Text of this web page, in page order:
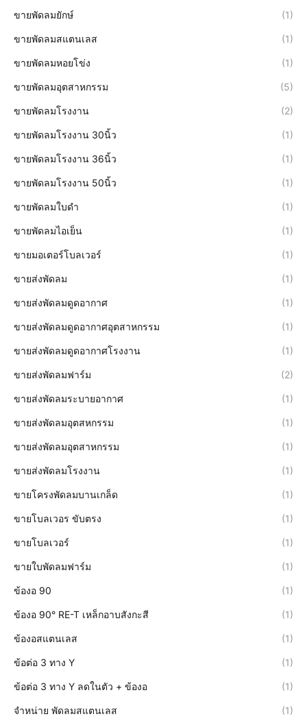
ขายพัดลมยักษ์ (1)
ขายพัดลมสแตนเลส (1)
ขายพัดลมหอยโข่ง (1)
ขายพัดลมอุตสาหกรรม (5)
ขายพัดลมโรงงาน (2)
ขายพัดลมโรงงาน 30นิ้ว (1)
ขายพัดลมโรงงาน 36นิ้ว (1)
ขายพัดลมโรงงาน 50นิ้ว (1)
ขายพัดลมใบดำ (1)
ขายพัดลมไอเย็น (1)
ขายมอเตอร์โบลเวอร์ (1)
ขายส่งพัดลม (1)
ขายส่งพัดลมดูดอากาศ (1)
ขายส่งพัดลมดูดอากาศอุตสาหกรรม (1)
ขายส่งพัดลมดูดอากาศโรงงาน (1)
ขายส่งพัดลมฟาร์ม (2)
ขายส่งพัดลมระบายอากาศ (1)
ขายส่งพัดลมอุตสหกรรม (1)
ขายส่งพัดลมอุตสาหกรรม (1)
ขายส่งพัดลมโรงงาน (1)
ขายโครงพัดลมบานเกล็ด (1)
ขายโบลเวอร ขับตรง (1)
ขายโบลเวอร์ (1)
ขายใบพัดลมฟาร์ม (1)
ข้องอ 90 (1)
ข้องอ 90° RE-T เหล็กอาบสังกะสี (1)
ข้องอสแตนเลส (1)
ข้อต่อ 3 ทาง Y (1)
ข้อต่อ 3 ทาง Y ลดในตัว + ข้องอ (1)
จำหน่าย พัดลมสแตนเลส (1)